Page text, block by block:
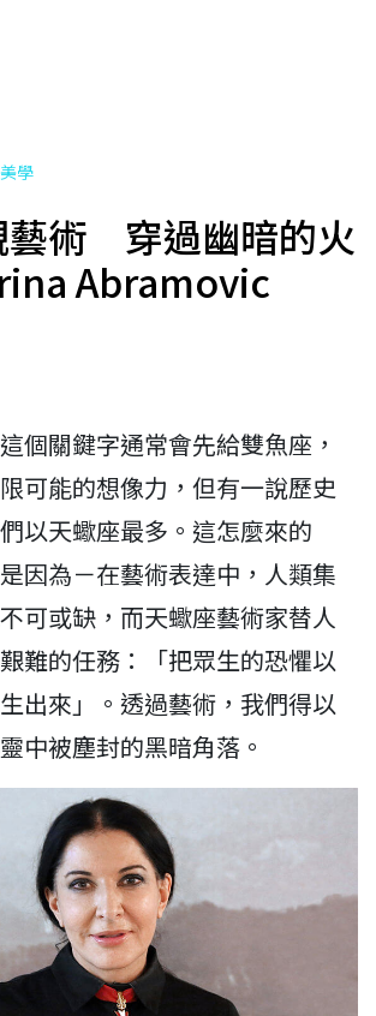
學
藝術 穿過幽暗的火
Abramovic
個關鍵字通常會先給雙魚座，
可能的想像力，但有一說歷史
以天蠍座最多。這怎麼來的
因為－在藝術表達中，人類集
可或缺，而天蠍座藝術家替人
難的任務：「把眾生的恐懼以
出來」。透過藝術，我們得以
中被塵封的黑暗角落。